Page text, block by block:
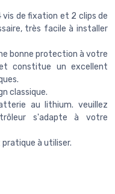
de fixation et 2 clips de
très facile à installer
bonne protection à votre
constitue un excellent
classique.
au lithium. veuillez
s'adapte à votre
à utiliser.